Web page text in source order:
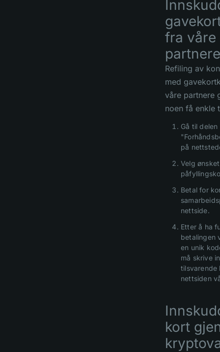
fra våre
partnere
Refiling av
med
våre partnere
noen få enkle
Gå til delen
på
Velg
Betal for
nettside.
Etter å ha
betalingen
en unik
må skrive
tilsvarende
nettsiden
kort